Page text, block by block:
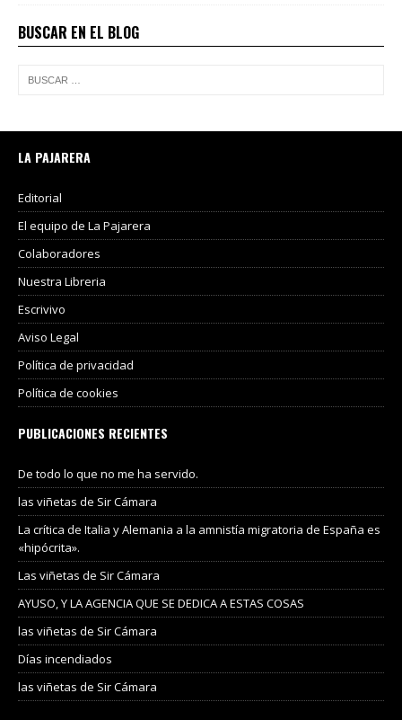
BUSCAR EN EL BLOG
LA PAJARERA
Editorial
El equipo de La Pajarera
Colaboradores
Nuestra Libreria
Escrivivo
Aviso Legal
Política de privacidad
Política de cookies
PUBLICACIONES RECIENTES
De todo lo que no me ha servido.
las viñetas de Sir Cámara
La crítica de Italia y Alemania a la amnistía migratoria de España es
«hipócrita».
Las viñetas de Sir Cámara
AYUSO, Y LA AGENCIA QUE SE DEDICA A ESTAS COSAS
las viñetas de Sir Cámara
Días incendiados
las viñetas de Sir Cámara